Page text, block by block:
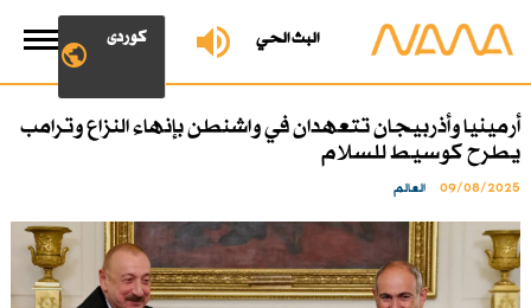
البث الحي کوردی
أرمينيا وأذربيجان تتعهدان في واشنطن بإنهاء النزاع وترامب
يطرح كوسيط للسلام
09/08/2025 العالم